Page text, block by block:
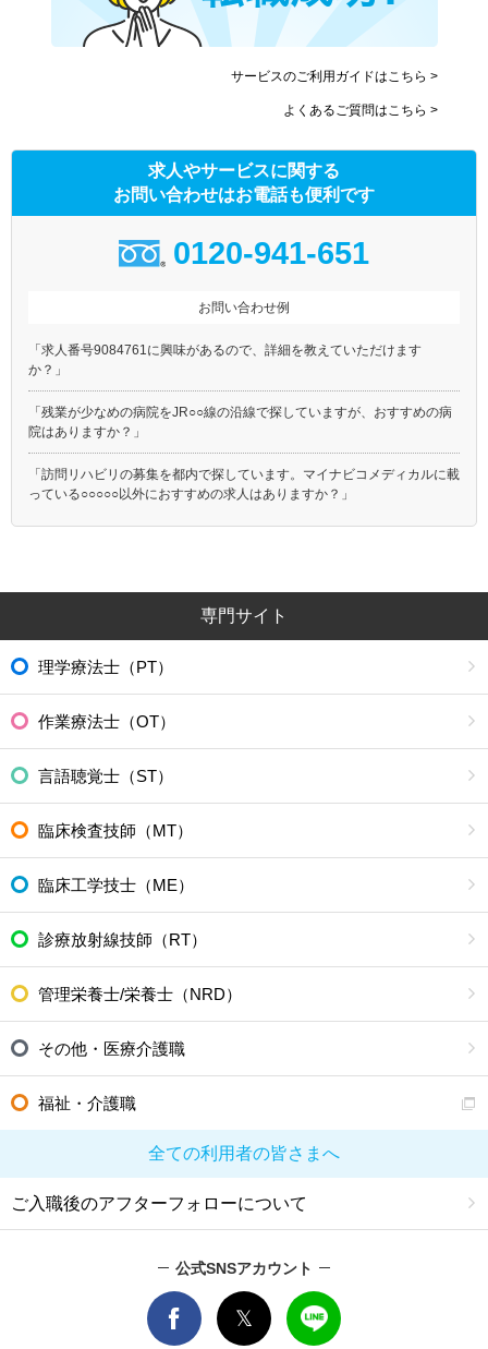
サービスのご利用ガイドはこちら >
よくあるご質問はこちら >
求人やサービスに関する
お問い合わせはお電話も便利です
0120-941-651
お問い合わせ例
「求人番号9084761に興味があるので、詳細を教えていただけます
か？」
「残業が少なめの病院をJR○○線の沿線で探していますが、おすすめの病
院はありますか？」
「訪問リハビリの募集を都内で探しています。マイナビコメディカルに載
っている○○○○○以外におすすめの求人はありますか？」
専門サイト
理学療法士（PT）
作業療法士（OT）
言語聴覚士（ST）
臨床検査技師（MT）
臨床工学技士（ME）
診療放射線技師（RT）
管理栄養士/栄養士（NRD）
その他・医療介護職
福祉・介護職
全ての利用者の皆さまへ
ご入職後のアフターフォローについて
公式SNSアカウント